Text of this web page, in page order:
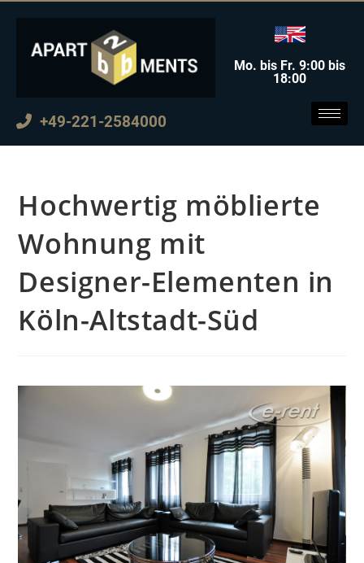
+49-221-2584000
Mo. bis Fr. 9:00 bis
18:00
Hochwertig möblierte
Wohnung mit
Designer-Elementen in
Köln-Altstadt-Süd